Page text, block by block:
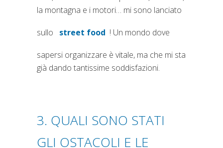
la montagna e i motori… mi sono lanciato
sullo street food ! Un mondo dove
sapersi organizzare è vitale, ma che mi sta
già dando tantissime soddisfazioni.
3. QUALI SONO STATI
GLI OSTACOLI E LE